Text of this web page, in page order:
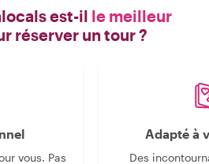
est-il le meilleur
réserver un tour ?
vous. Pas
Adapté à
Des